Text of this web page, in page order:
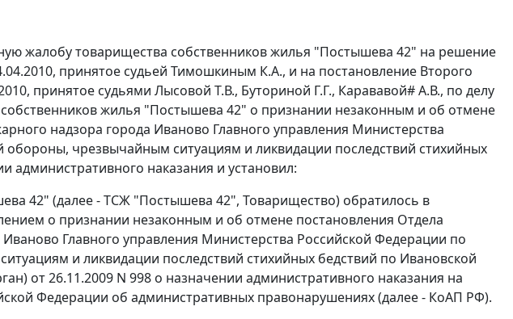
жалобу товарищества собственников жилья "Постышева 42" на решение
принятое судьей Тимошкиным К.А., и на постановление Второго
принятое судьями Лысовой Т.В., Буториной Г.Г., Карававой#А.В., по делу
жилья "Постышева 42" о признании незаконным и об отмене
надзора города Иваново Главного управления Министерства
чрезвычайным ситуациям и ликвидации последствий стихийных
административного наказания и установил:
42" (далее - ТСЖ "Постышева 42", Товарищество) обратилось в
о признании незаконным и об отмене постановления Отдела
Главного управления Министерства Российской Федерации по
и ликвидации последствий стихийных бедствий по Ивановской
от 26.11.2009 N 998 о назначении административного наказания на
Федерации об административных правонарушениях (далее - КоАП РФ).